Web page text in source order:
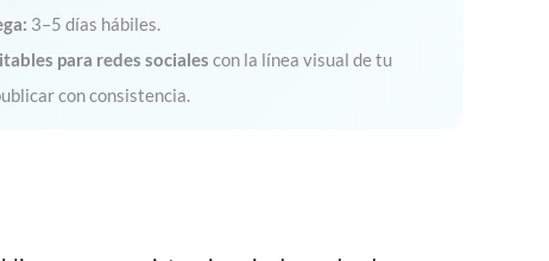
3–5 días hábiles.
para redes sociales con la línea visual de tu
con consistencia.